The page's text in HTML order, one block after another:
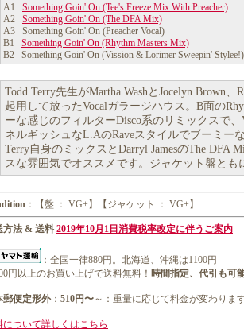
A1 Something Goin' On (Tee's Freeze Mix With Preacher)
A2 Something Goin' On (The DFA Mix)
A3 Something Goin' On (Preacher Vocal)
B1 Something Goin' On (Rhythm Masters Mix)
B2 Something Goin' On (Vission & Lorimer Sweepin' Stylee!)
Todd Terry先生がMartha WashとJocelyn Brown、
起用して放ったVocalガラージハウス。B面の
ーな感じのフィルターDisco系のリミックスで
ネルギッシュなL.AのRaveスタイルでブーミー
Terry自身のミックスとDarryl JamesのThe DFA
スな雰囲気でオススメです。ジャケット盤とも
：【盤 ： VG+】【ジャケット ： VG+】
方法 & 送料 2019年10月1日消費税率改定に伴うご案内
：全国一律880円。北海道、沖縄は1100円
円以上のお買い上げで送料無料！ 時間指定、代引も可
郵便定形外： 510円〜～：重量に応じて料金が変わります
について詳しくはこちら